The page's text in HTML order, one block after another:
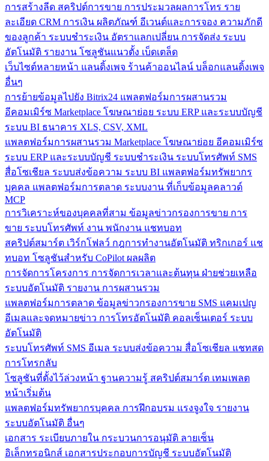
การสร้างลีด สคริปต์การขาย การประมวลผลการโทร ราย
ละเอียด CRM การเงิน ผลิตภัณฑ์ อีเวนต์และการจอง ความภักดี
ของลูกค้า ระบบชำระเงิน อัตราแลกเปลี่ยน การจัดส่ง ระบบ
อัตโนมัติ รายงาน โซลูชันแนวตั้ง เบ็ดเตล็ด
เว็บไซต์หลายหน้า แลนดิ้งเพจ ร้านค้าออนไลน์ บล็อกแลนดิ้งเพจ
อื่นๆ
การย้ายข้อมูลไปยัง Bitrix24 แพลตฟอร์มการผสานรวม
อีคอมเมิร์ซ Marketplace โฆษณาย่อย ระบบ ERP และระบบบัญชี
ระบบ BI ธนาคาร XLS, CSV, XML
แพลตฟอร์มการผสานรวม Marketplace โฆษณาย่อย อีคอมเมิร์ซ
ระบบ ERP และระบบบัญชี ระบบชำระเงิน ระบบโทรศัพท์ SMS
สื่อโซเชียล ระบบส่งข้อความ ระบบ BI แพลตฟอร์มทรัพยากร
บุคคล แพลตฟอร์มการตลาด ระบบงาน ที่เก็บข้อมูลคลาวด์
MCP
การวิเคราะห์ของบุคคลที่สาม ข้อมูลข่าวกรองการขาย การ
ขาย ระบบโทรศัพท์ งาน พนักงาน แชทบอท
สคริปต์สมาร์ต เวิร์กโฟลว์ กฎการทำงานอัตโนมัติ ทริกเกอร์ แช
ทบอท โซลูชันสำหรับ CoPilot ผลผลิต
การจัดการโครงการ การจัดการเวลาและต้นทุน ฝ่ายช่วยเหลือ
ระบบอัตโนมัติ รายงาน การผสานรวม
แพลตฟอร์มการตลาด ข้อมูลข่าวกรองการขาย SMS แคมเปญ
อีเมลและจดหมายข่าว การโทรอัตโนมัติ คอลเซ็นเตอร์ ระบบ
อัตโนมัติ
ระบบโทรศัพท์ SMS อีเมล ระบบส่งข้อความ สื่อโซเชียล แชทสด
การโทรกลับ
โซลูชันที่ตั้งไว้ล่วงหน้า ฐานความรู้ สคริปต์สมาร์ต เทมเพลต
หน้าเริ่มต้น
แพลตฟอร์มทรัพยากรบุคคล การฝึกอบรม แรงจูงใจ รายงาน
ระบบอัตโนมัติ อื่นๆ
เอกสาร ระเบียบภายใน กระบวนการอนุมัติ ลายเซ็น
อิเล็กทรอนิกส์ เอกสารประกอบการบัญชี ระบบอัตโนมัติ